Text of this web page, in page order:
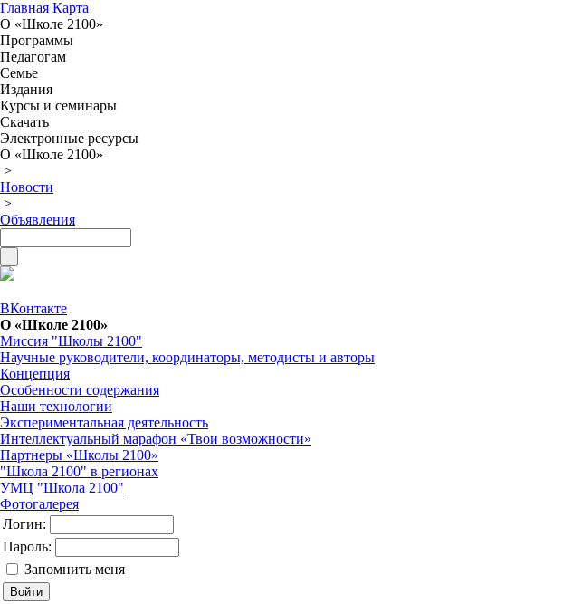
Главная Карта
О «Школе 2100»
Программы
Педагогам
Семье
Издания
Курсы и семинары
Скачать
Электронные ресурсы
О «Школе 2100»
>
Новости
>
Объявления
ВКонтакте
О «Школе 2100»
Миссия "Школы 2100"
Научные руководители, координаторы, методисты и авторы
Концепция
Особенности содержания
Наши технологии
Экспериментальная деятельность
Интеллектуальный марафон «Твои возможности»
Партнеры «Школы 2100»
"Школа 2100" в регионах
УМЦ "Школа 2100"
Фотогалерея
Логин:
Пароль:
Запомнить меня